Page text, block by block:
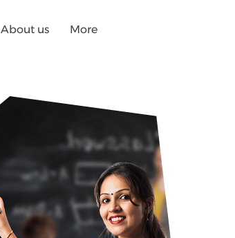
About us More